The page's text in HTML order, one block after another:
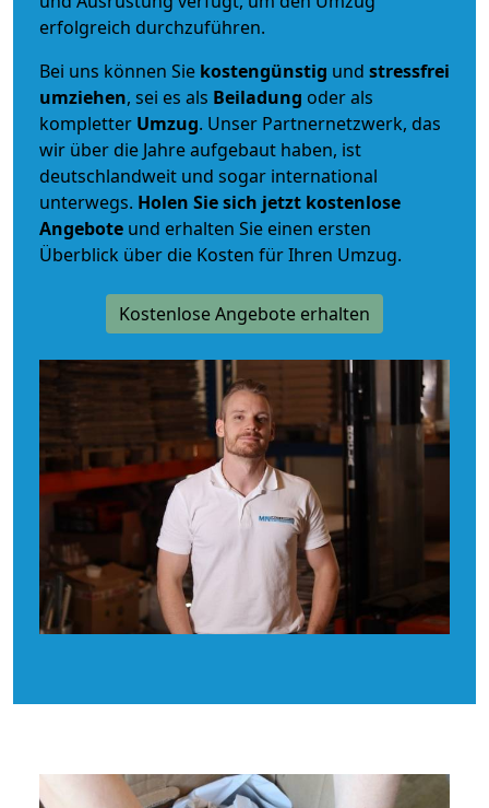
erfolgreich durchzuführen.
Bei uns können Sie kostengünstig und stressfrei
umziehen, sei es als Beiladung oder als
kompletter Umzug. Unser Partnernetzwerk, das
wir über die Jahre aufgebaut haben, ist
deutschlandweit und sogar international
unterwegs. Holen Sie sich jetzt kostenlose
Angebote und erhalten Sie einen ersten
Überblick über die Kosten für Ihren Umzug.
Kostenlose Angebote erhalten